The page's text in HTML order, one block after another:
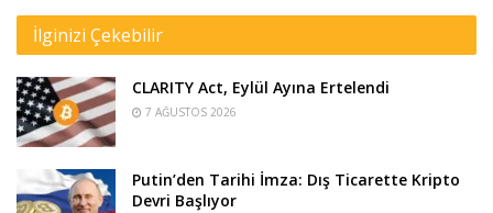
İlginizi Çekebilir
CLARITY Act, Eylül Ayına Ertelendi
7 AĞUSTOS 2026
Putin’den Tarihi İmza: Dış Ticarette Kripto
Devri Başlıyor